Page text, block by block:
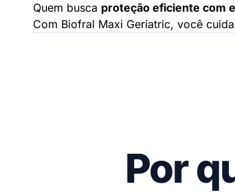
Quem busca proteção eficiente com
Com Biofral Maxi Geriatric, você
Por